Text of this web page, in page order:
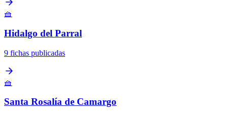
🧺
Hidalgo del Parral
9 fichas publicadas
🧺
Santa Rosalía de Camargo